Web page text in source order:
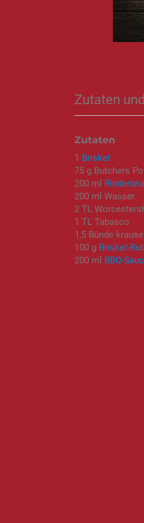
Zutaten
Zutaten
1 Brisket
75 g Butchers
200 ml
200 ml Wasser
2 TL
1 TL Tabasco
1,5 Bünde
100 g Brisket-
200 ml
BBQ-